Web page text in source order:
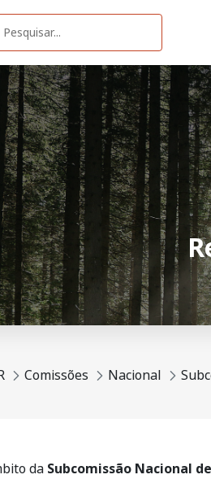
Pesquisar...
Comissões Nacional
da Subcomissão Nacional